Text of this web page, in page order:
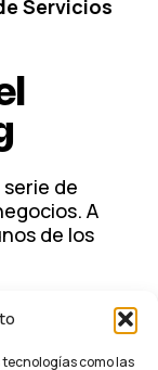
como las
Servicios
de
A
de los
en los
aumenta